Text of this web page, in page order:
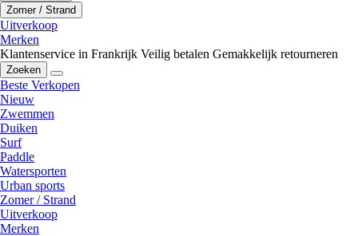
Zomer / Strand
Uitverkoop
Merken
Klantenservice in Frankrijk Veilig betalen Gemakkelijk retourneren
Zoeken
Beste Verkopen
Nieuw
Zwemmen
Duiken
Surf
Paddle
Watersporten
Urban sports
Zomer / Strand
Uitverkoop
Merken